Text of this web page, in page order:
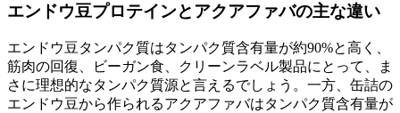
エンドウ豆プロテインとアクアファバの主な違い
エンドウ豆タンパク質はタンパク質含有量が約90%と高く、
筋肉の回復、ビーガン食、クリーンラベル製品にとって、ま
さに理想的なタンパク質源と言えるでしょう。一方、缶詰の
エンドウ豆から作られるアクアファバはタンパク質含有量が